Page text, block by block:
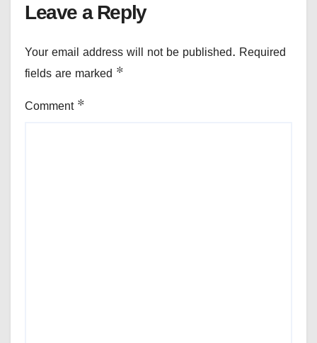
Leave a Reply
Your email address will not be published. Required
fields are marked *
Comment *